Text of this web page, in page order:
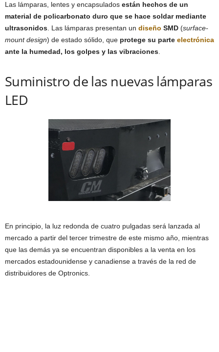
Las lámparas, lentes y encapsulados están hechos de un
material de policarbonato duro que se hace soldar mediante
ultrasonidos . Las lámparas presentan un diseño SMD (surface-
mount design) de estado sólido, que protege su parte electrónica
ante la humedad, los golpes y las vibraciones
Suministro de las nuevas lámparas
LED
En principio, la luz redonda de cuatro pulgadas será lanzada al
mercado a partir del tercer trimestre de este mismo año, mientras
que las demás ya se encuentran disponibles a la venta en los
mercados estadounidense y canadiense a través de la red de
distribuidores de Optronics.